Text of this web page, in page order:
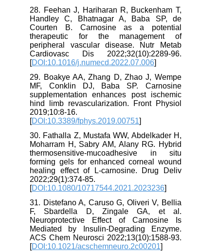
28. Feehan J, Hariharan R, Buckenham T,
Handley C, Bhatnagar A, Baba SP, de
Courten B. Carnosine as a potential
therapeutic for the management of
peripheral vascular disease. Nutr Metab
Cardiovasc Dis 2022;32(10):2289-96.
[DOI:10.1016/j.numecd.2022.07.006
29. Boakye AA, Zhang D, Zhao J, Wempe
MF, Conklin DJ, Baba SP. Carnosine
supplementation enhances post ischemic
hind limb revascularization. Front Physiol
2019;10:8-16.
[DOI:10.3389/fphys.2019.00751
30. Fathalla Z, Mustafa WW, Abdelkader H,
Moharram H, Sabry AM, Alany RG. Hybrid
thermosensitive-mucoadhesive in situ
forming gels for enhanced corneal wound
healing effect of L-carnosine. Drug Deliv
2022;29(1):374-85.
[DOI:10.1080/10717544.2021.2023236
31. Distefano A, Caruso G, Oliveri V, Bellia
F, Sbardella D, Zingale GA, et al.
Neuroprotective Effect of Carnosine Is
Mediated by Insulin-Degrading Enzyme.
ACS Chem Neurosci 2022;13(10):1588-93.
[DOI:10.1021/acschemneuro.2c00201